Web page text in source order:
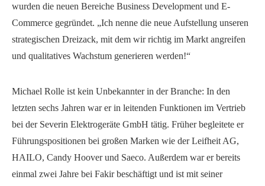
wurden die neuen Bereiche Business Development und E-
Commerce gegründet. „Ich nenne die neue Aufstellung unseren
strategischen Dreizack, mit dem wir richtig im Markt angreifen
und qualitatives Wachstum generieren werden!“
Michael Rolle ist kein Unbekannter in der Branche: In den
letzten sechs Jahren war er in leitenden Funktionen im Vertrieb
bei der Severin Elektrogeräte GmbH tätig. Früher begleitete er
Führungspositionen bei großen Marken wie der Leifheit AG,
HAILO, Candy Hoover und Saeco. Außerdem war er bereits
einmal zwei Jahre bei Fakir beschäftigt und ist mit seiner